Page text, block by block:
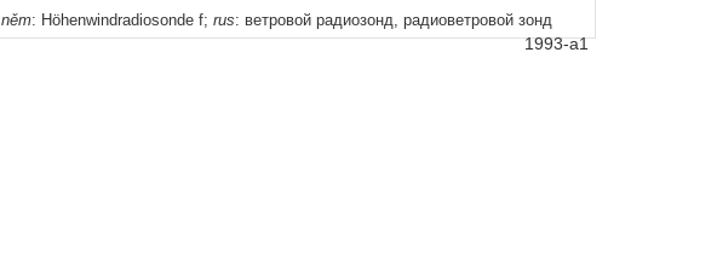
něm: Höhenwindradiosonde f; rus: ветровой радиозонд, радиоветровой зонд
1993-a1